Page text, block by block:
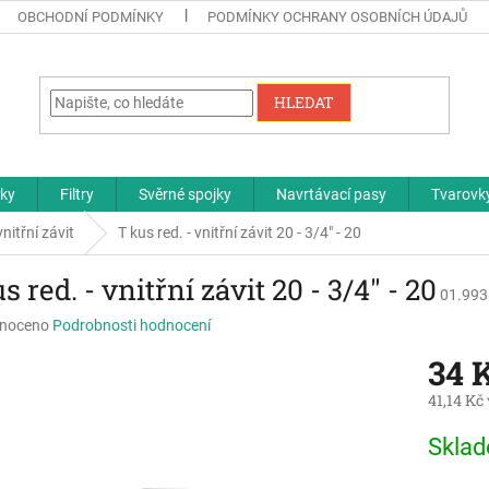
OBCHODNÍ PODMÍNKY PODMÍNKY OCHRANY OSOBNÍCH ÚDAJŮ
HLEDAT
Filtry Svěrné spojky Navrtávací pasy
závit T kus red. - vnitřní závit 20 - 3/4" - 20
red. - vnitřní závit 20 - 3/4" - 20 01.993
Podrobnosti hodnocení
34
41,14
cena: